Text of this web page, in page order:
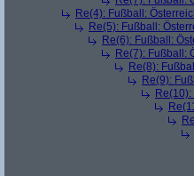
Re(4): Fußball:
Re(5): Fußball:
Re(6): Fußball:
Re(7): Fußball:
Re(8):
Re(9):